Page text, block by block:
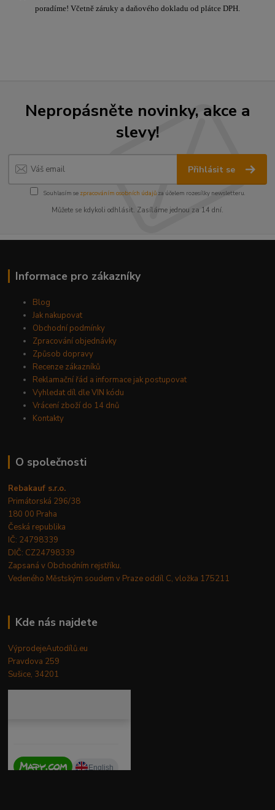
poradíme! Včetně záruky a daňového dokladu od plátce DPH.
Nepropásněte novinky, akce a
slevy!
Přihlásit se
Souhlasím se zpracováním osobních údajůza účelem rozesílky newsletteru.
Můžete se kdykoli odhlásit. Zasíláme jednou za 14 dní.
Informace pro zákazníky
Blog
Jak nakupovat
Obchodní podmínky
Zpracování objednávky
Způsob dopravy
Recenze zákazníků
Reklamační řád a informace jak postupovat
Vyhledat díl dle VIN kódu
Vrácení zboží do 14 dnů
Kontakty
O společnosti
Rebakauf s.r.o.
Primátorská 296/38
180 00 Praha
Česká republika
IČ: 24798339
DIČ: CZ24798339
Zapsaná v Obchodním rejstříku.
Vedeného Městským soudem v Praze oddíl C, vložka 175211
Kde nás najdete
VýprodejeAutodílů.eu
Pravdova 259
Sušice, 34201